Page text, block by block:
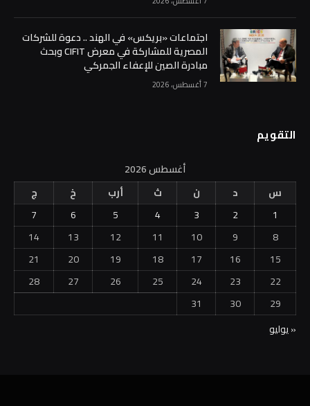
اجتماعات «بريكس» في الهند .. دعوة للشركات
المصرية للمشاركة في معرض CIFIT وبحث
مبادرة الصين للإعفاء الجمركي
7 أغسطس، 2026
التقويم
أغسطس 2026
س
د ن ث أرب خ
ج
1
2
3
4
5
6
7
8
9
10
11
12
13
14
15
16
17
18
19
20
21
22
23
24
25
26
27
28
29
30
31
« يوليو